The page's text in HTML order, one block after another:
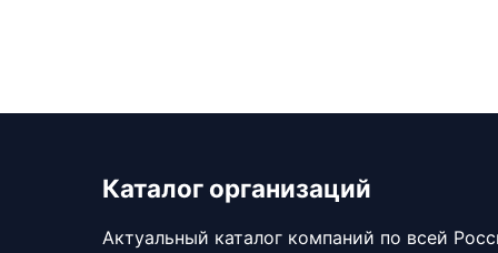
Каталог организаций
Актуальный каталог компаний по всей